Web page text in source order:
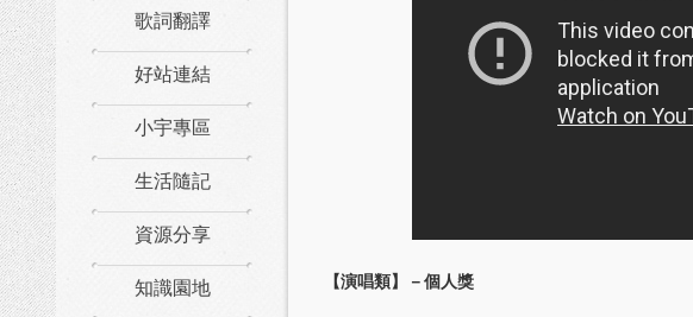
歌詞翻譯
好站連結
小宇專區
生活隨記
資源分享
知識園地
【演唱類】 －個人獎